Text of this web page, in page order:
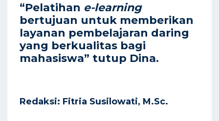
“Pelatihan e-learning
bertujuan untuk memberikan
layanan pembelajaran daring
yang berkualitas bagi
mahasiswa” tutup Dina.
Redaksi: Fitria Susilowati, M.Sc.